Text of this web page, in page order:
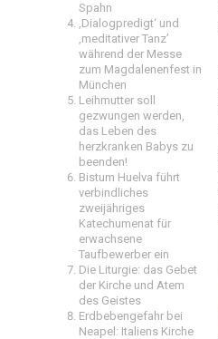
Spahn
‚Dialogpredigt‘ und
‚meditativer Tanz’
während der Messe
zum Magdalenenfest in
München
Leihmutter soll
gezwungen werden,
das Leben des
herzkranken Babys zu
beenden!
Bistum Huelva führt
verbindliches
zweijähriges
Katechumenat für
erwachsene
Taufbewerber ein
Die Liturgie: das Gebet
der Kirche und Atem
des Geistes
Erdbebengefahr bei
Neapel: Italiens Kirche